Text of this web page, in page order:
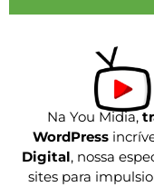
Na You Midia,
WordPress
Digital, nossa
sites para